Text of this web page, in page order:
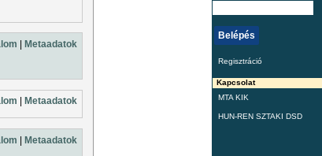
Regisztráció
Kapcsolat
MTA KIK
HUN-REN SZTAKI DSD
Metaadatok
Metaadatok
| Metaadatok